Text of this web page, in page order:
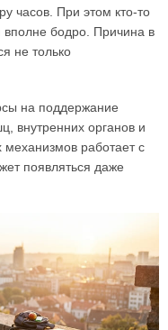
часов. При этом кто-то
вполне бодро. Причина в
не только
на поддержание
внутренних органов и
работает с
появляться даже